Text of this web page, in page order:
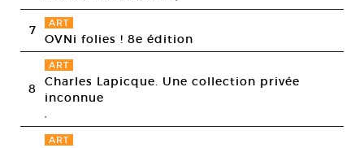
7 ART
OVNi folies ! 8e édition
8
ART
Charles Lapicque. Une collection privée
inconnue
,
ART